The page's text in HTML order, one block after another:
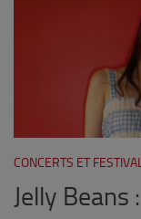
CONCERTS ET
Jelly Beans